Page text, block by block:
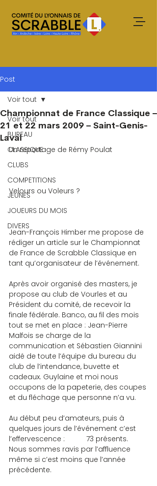
Post
Voir tout
BUREAU
CLASSIQUE
CLUBS
COMPETITIONS
JEUNES
JOUEURS DU MOIS
DIVERS
Voir tout
Championnat de France Classique –
21 et 22 mars 2009 – Saint-Genis-
Laval
Un reportage de Rémy Poulat
Velours ou Voleurs ?
Jean-François Himber me propose de
rédiger un article sur le Championnat
de France de Scrabble Classique en
tant qu’organisateur de l’événement.
Après avoir organisé des masters, je
propose au club de Vourles et au
Président du comité, de recevoir la
finale fédérale. Banco, au fil des mois
tout se met en place : Jean-Pierre
Malfois se charge de la
communication et Sébastien Giannini
aidé de toute l’équipe du bureau du
club de l’intendance, buvette et
cadeaux. Guylaine et moi nous
occupons de la papeterie, des coupes
et du fléchage que personne n’a vu.
Au début peu d’amateurs, puis à
quelques jours de l’événement c’est
l’effervescence :           73 présents.
Nous sommes ravis par l’affluence
même si c’est moins que l’année
précédente.